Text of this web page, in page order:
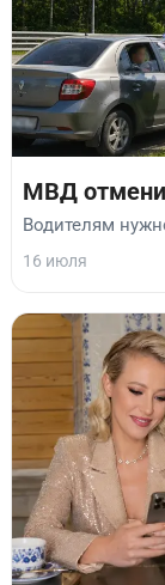
МВД
Водителям
16 июля